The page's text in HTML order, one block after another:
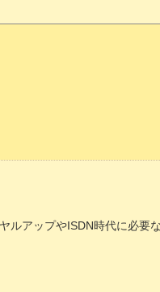
ルアップやISDN時代に必要